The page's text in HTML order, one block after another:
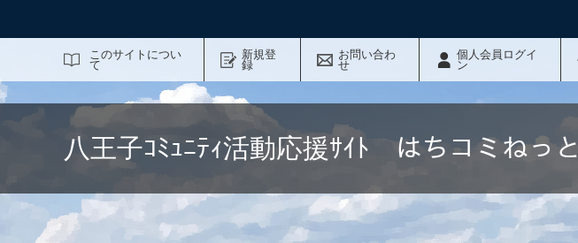
このサイトについ
て
新規登
録
お問い合わ
せ
個人会員ログイ
ン
八王子ｺﾐｭﾆﾃｨ活動応援ｻｲﾄ はちコミねっと